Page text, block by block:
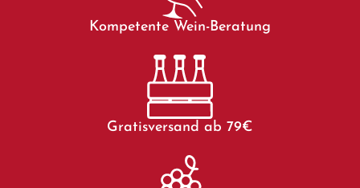
Kompetente Wein-Beratung
Gratisversand ab 79€